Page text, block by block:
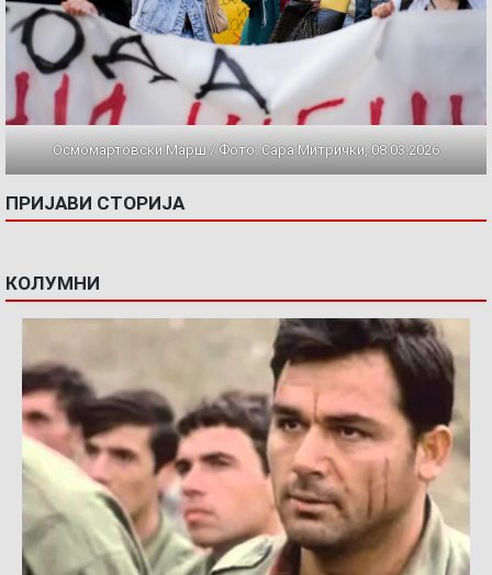
Осмомартовски Марш / Фото: Сара Митрички, 08.03.2026
ПРИЈАВИ СТОРИЈА
КОЛУМНИ